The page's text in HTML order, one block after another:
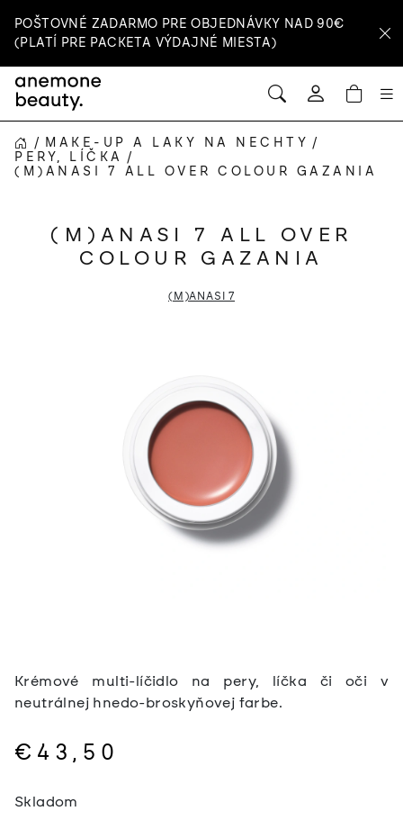
na
obsah
POŠTOVNÉ ZADARMO PRE OBJEDNÁVKY NAD 90€
(PLATÍ PRE PACKETA VÝDAJNÉ MIESTA)
HĽADAŤ
Prihlásenie
DOMOV
/ MAKE-UP A LAKY NA NECHTY /
PERY, LÍČKA /
(M)ANASI 7 ALL OVER COLOUR GAZANIA
Krémové multi-líčidlo na pery, líčka či oči v
neutrálnej hnedo-broskyňovej farbe.
€43,50
cena:
Skladom
(M)ANASI 7 ALL OVER
COLOUR GAZANIA
(M)ANASI 7